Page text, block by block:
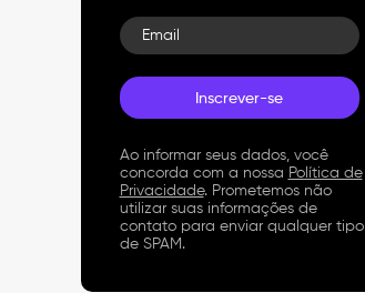
Email
Ao informar seus dados, você
concorda com a nossa Política de
Privacidade. Prometemos não
utilizar suas informações de
contato para enviar qualquer tipo
de SPAM.